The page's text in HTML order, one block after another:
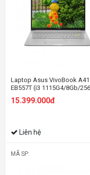
Laptop Asus VivoBook
EB557T (i3 1115G4/8Gb/
15.399.000đ
Liên hệ
MÃ SP: